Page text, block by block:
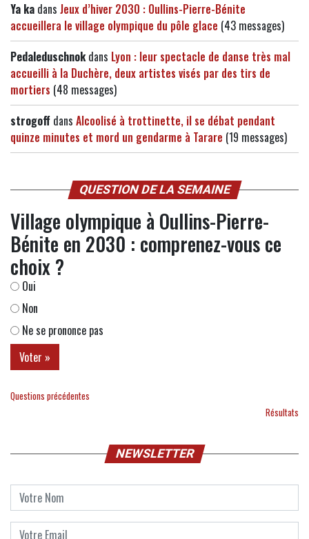
Ya ka dans Jeux d’hiver 2030 : Oullins-Pierre-Bénite
accueillera le village olympique du pôle glace (43 messages)
Pedaleduschnokdans Lyon : leur spectacle de danse très mal
accueilli à la Duchère, deux artistes visés par des tirs de
mortiers (48 messages)
strogoff dans Alcoolisé à trottinette, il se débat pendant
quinze minutes et mord un gendarme à Tarare (19 messages)
QUESTION DE LA SEMAINE
Village olympique à Oullins-Pierre-
Bénite en 2030 : comprenez-vous ce
choix ?
Oui
Non
Ne se prononce pas
Questions précédentes
Résultats
NEWSLETTER